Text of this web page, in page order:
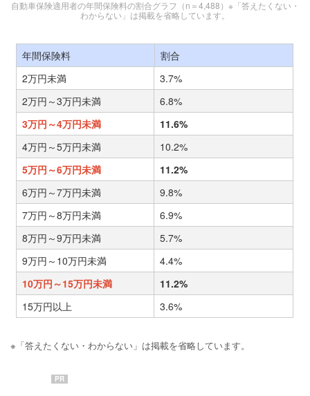
自動車保険適用者の年間保険料の割合グラフ（n＝4,488）※「答えたくない・
わからない」は掲載を省略しています。
年間保険料
割合
2万円未満
3.7%
2万円～3万円未満
6.8%
3万円～4万円未満
11.6%
4万円～5万円未満
10.2%
5万円～6万円未満
11.2%
6万円～7万円未満
9.8%
7万円～8万円未満
6.9%
8万円～9万円未満
5.7%
9万円～10万円未満
4.4%
10万円～15万円未満
11.2%
15万円以上
3.6%
※「答えたくない・わからない」は掲載を省略しています。
PR